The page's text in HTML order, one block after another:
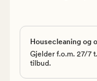
Housecleaning og
Gjelder f.o.m. 27/7
tilbud.